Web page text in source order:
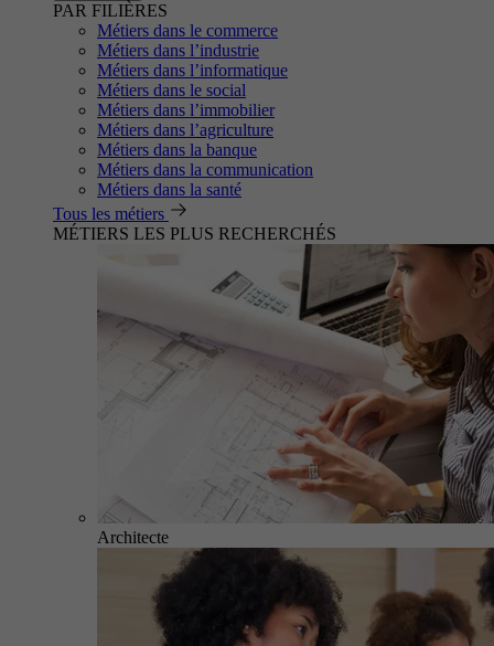
PAR FILIÈRES
Métiers dans le commerce
Métiers dans l’industrie
Métiers dans l’informatique
Métiers dans le social
Métiers dans l’immobilier
Métiers dans l’agriculture
Métiers dans la banque
Métiers dans la communication
Métiers dans la santé
Tous les métiers
MÉTIERS LES PLUS RECHERCHÉS
Architecte